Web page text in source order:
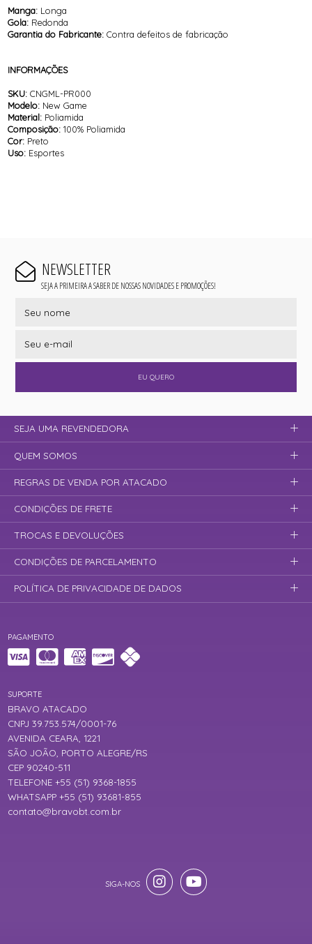
Manga: Longa
Gola: Redonda
Garantia do Fabricante:Contra defeitos de fabricação
INFORMAÇÕES
SKU: CNGML-PR000
Modelo: New Game
Material: Poliamida
Composição: 100% Poliamida
Cor: Preto
Uso: Esportes
NEWSLETTER
SEJA A PRIMEIRA A SABER DE NOSSAS NOVIDADES E PROMOÇÕES!
EU QUERO
PAGAMENTO
SUPORTE
BRAVO ATACADO
CNPJ 39.753.574/0001-76
AVENIDA CEARA, 1221
SÃO JOÃO, PORTO ALEGRE/RS
CEP 90240-511
TELEFONE +55 (51) 9368-1855
WHATSAPP +55 (51) 93681-855
contato@bravobt.com.br
SEJA UMA REVENDEDORA
QUEM SOMOS
REGRAS DE VENDA POR ATACADO
CONDIÇÕES DE FRETE
TROCAS E DEVOLUÇÕES
CONDIÇÕES DE PARCELAMENTO
POLÍTICA DE PRIVACIDADE DE DADOS